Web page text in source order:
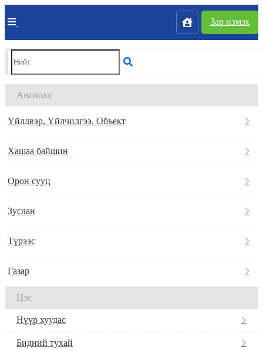
Зар нэмэх
Ангилал
Үйлдвэр, Үйлчилгээ, Объект
Хашаа байшин
Орон сууц
Зуслан
Түрээс
Газар
Цэс
Нүүр хуудас
Бидний тухай